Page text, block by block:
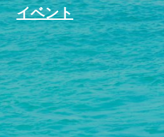
イベント